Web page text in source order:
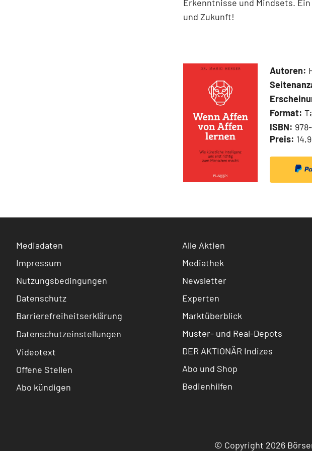
Erkenntnisse und Mindsets.
und Zukunft!
Autoren:
Format:
ISBN:
Preis:
Mediadaten
Impressum
Nutzungsbedingungen
Datenschutz
Barrierefreiheitserklärung
Datenschutzeinstellungen
Videotext
Offene Stellen
Abo kündigen
Alle Aktien
Mediathek
Newsletter
Experten
Marktüberblick
Muster- und Real-Depots
DER AKTIONÄR Indizes
Abo und Shop
Bedienhilfen
© Copyright 2026